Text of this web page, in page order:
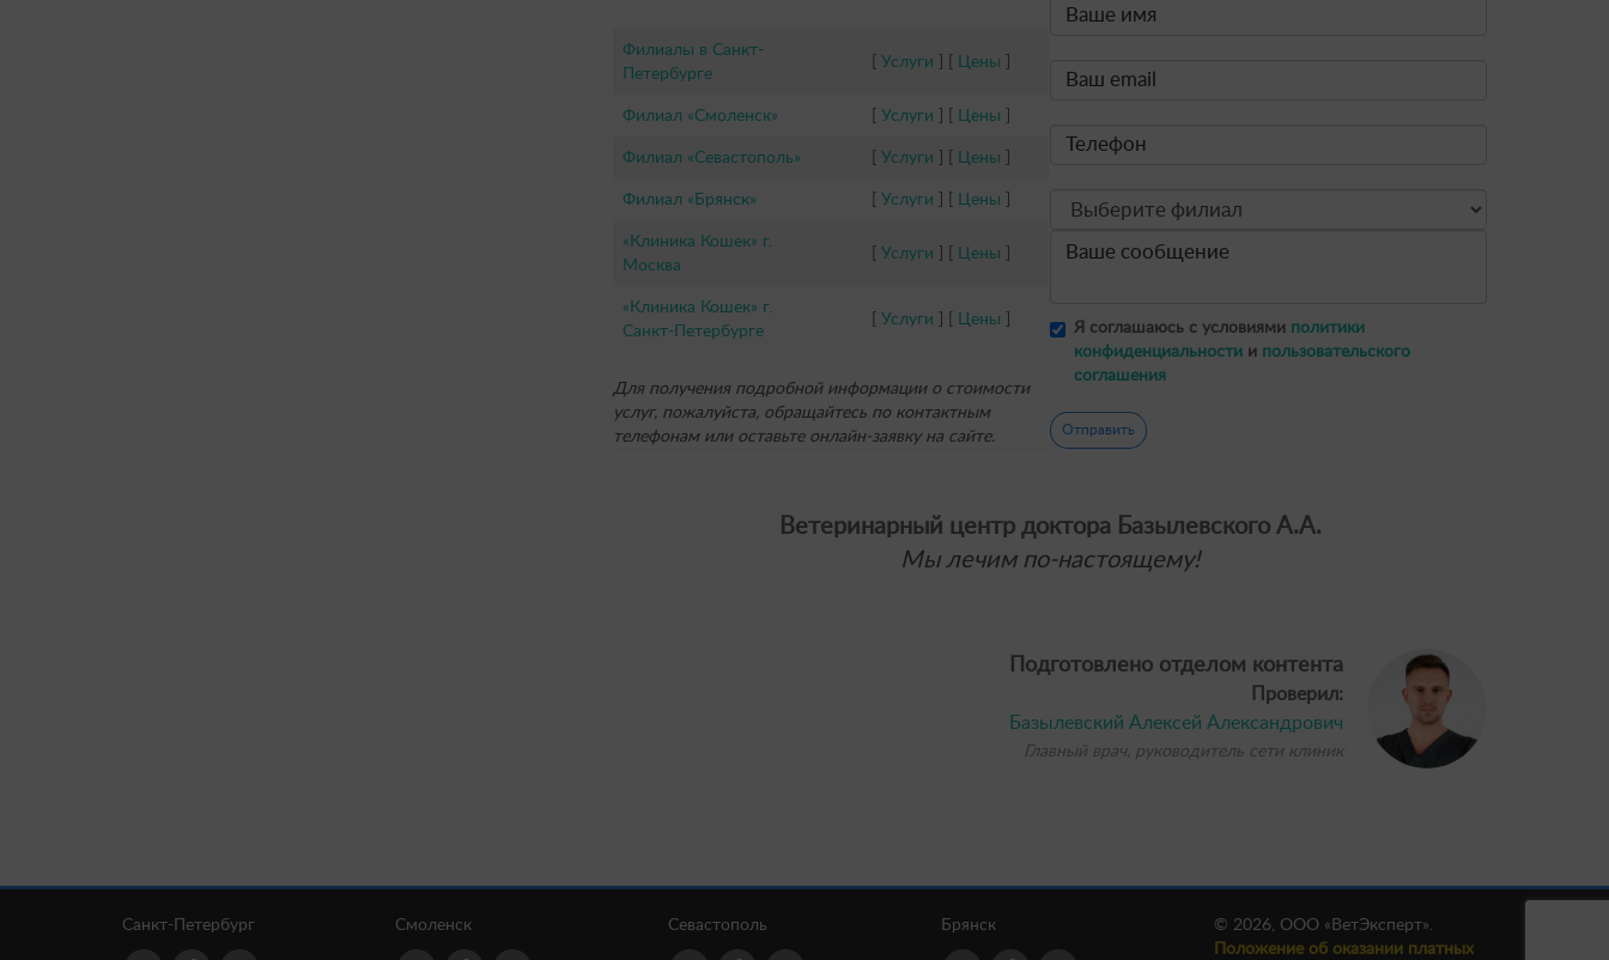
Филиалы в Санкт-
Петербурге
Услуги Цены
Филиал «Смоленск» Услуги Цены
Филиал «Севастополь» Услуги Цены
Филиал «Брянск» Услуги Цены
«Клиника Кошек» г.
Москва
Услуги Цены
«Клиника Кошек» г.
Санкт-Петербурге
Услуги Цены
Для получения подробной информации о стоимости
услуг, пожалуйста, обращайтесь по контактным
телефонам или оставьте онлайн-заявку на сайте.
Я соглашаюсь с условиями политики
конфиденциальности и пользовательского
соглашения
Отправить
Ветеринарный центр доктора Базылевского А.А.
Мы лечим по-настоящему!
Подготовлено отделом контента
Проверил:
Базылевский Алексей Александрович
Главный врач, руководитель сети клиник
Санкт-Петербург Смоленск Севастополь Брянск
© 2026, ООО «ВетЭксперт».
Положение об оказании платных